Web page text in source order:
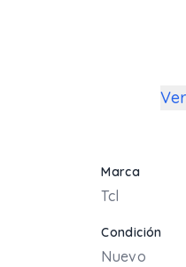
Marca
Tcl
Condición
Nuevo